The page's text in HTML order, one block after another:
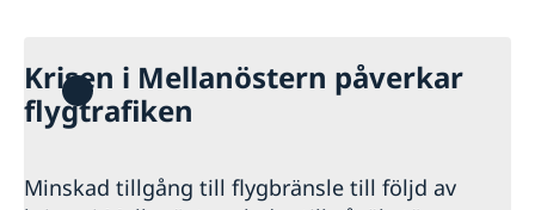
Krisen i Mellanöstern påverkar
flygtrafiken
Minskad tillgång till flygbränsle till följd av